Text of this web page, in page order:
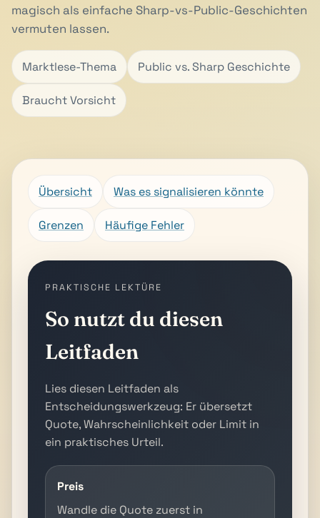
magisch als einfache Sharp-vs-Public-Geschichten
vermuten lassen.
Marktlese-Thema Public vs. Sharp Geschichte
Braucht Vorsicht
Übersicht Was es signalisieren könnte
Grenzen Häufige Fehler
PRAKTISCHE LEKTÜRE
So nutzt du diesen
Leitfaden
Lies diesen Leitfaden als
Entscheidungswerkzeug: Er übersetzt
Quote, Wahrscheinlichkeit oder Limit in
ein praktisches Urteil.
Preis
Wandle die Quote zuerst in